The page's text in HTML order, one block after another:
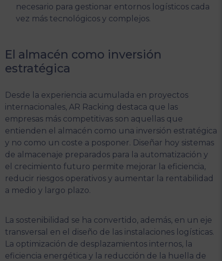
necesario para gestionar entornos logísticos cada
vez más tecnológicos y complejos.
El almacén como inversión
estratégica
Desde la experiencia acumulada en proyectos
internacionales, AR Racking destaca que las
empresas más competitivas son aquellas que
entienden el almacén como una inversión estratégica
y no como un coste a posponer. Diseñar hoy sistemas
de almacenaje preparados para la automatización y
el crecimiento futuro permite mejorar la eficiencia,
reducir riesgos operativos y aumentar la rentabilidad
a medio y largo plazo.
La sostenibilidad se ha convertido, además, en un eje
transversal en el diseño de las instalaciones logísticas.
La optimización de desplazamientos internos, la
eficiencia energética y la reducción de la huella de